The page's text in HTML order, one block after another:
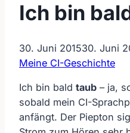
Ich bin
30. Juni 201530. Juni
Meine CI-Geschichte
Ich bin bald taub – ja,
sobald mein CI-
anfängt. Der Piepton